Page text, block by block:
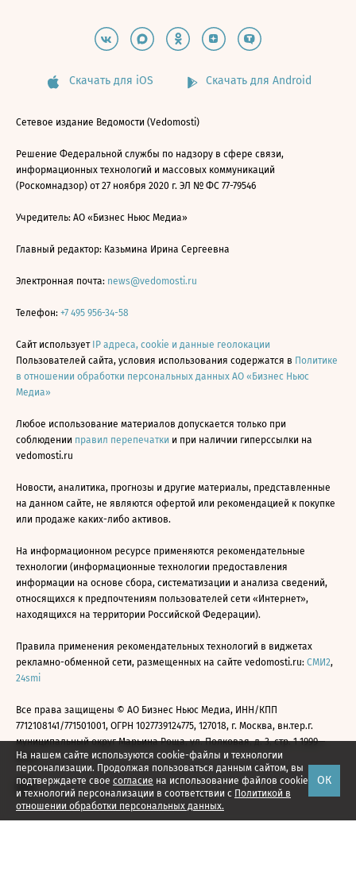
На нашем сайте используются cookie-файлы и технологии
персонализации. Продолжая пользоваться данным сайтом, вы
подтверждаете свое согласие на использование файлов cookie
и технологий персонализации в соответствии с Политикой в
отношении обработки персональных данных.
ОК
Скачать для iOS Скачать для Android
Сетевое издание Ведомости (Vedomosti)
Решение Федеральной службы по надзору в сфере связи,
информационных технологий и массовых коммуникаций
(Роскомнадзор) от 27 ноября 2020 г. ЭЛ № ФС 77-79546
Учредитель: АО «Бизнес Ньюс Медиа»
Главный редактор: Казьмина Ирина Сергеевна
Электронная почта: news@vedomosti.ru
Телефон: +7 495 956-34-58
Сайт использует IP адреса, cookie и данные геолокации
Пользователей сайта, условия использования содержатся в Политике
в отношении обработки персональных данных АО «Бизнес Ньюс
Медиа»
Любое использование материалов допускается только при
соблюдении правил перепечатки и при наличии гиперссылки на
vedomosti.ru
Новости, аналитика, прогнозы и другие материалы, представленные
на данном сайте, не являются офертой или рекомендацией к покупке
или продаже каких-либо активов.
На информационном ресурсе применяются рекомендательные
технологии (информационные технологии предоставления
информации на основе сбора, систематизации и анализа сведений,
относящихся к предпочтениям пользователей сети «Интернет»,
находящихся на территории Российской Федерации).
Правила применения рекомендательных технологий в виджетах
рекламно-обменной сети, размещенных на сайте vedomosti.ru: СМИ2,
24smi
Все права защищены © АО Бизнес Ньюс Медиа, ИНН/КПП
7712108141/771501001, ОГРН 1027739124775, 127018, г. Москва, вн.тер.г.
муниципальный округ Марьина Роща, ул. Полковая, д. 3, стр. 1 1999—
2026